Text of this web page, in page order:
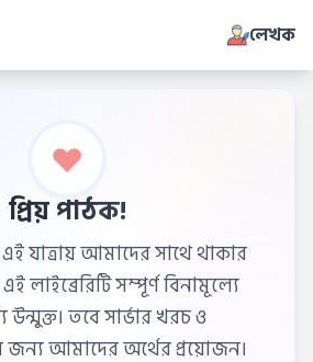
লেখক
প্রিয় পাঠক!
যাত্রায় আমাদের সাথে থাকার
লাইব্রেরিটি সম্পূর্ণ বিনামূল্যে
তবে সার্ভার খরচ ও
জন্য আমাদের অর্থের প্রয়োজন।